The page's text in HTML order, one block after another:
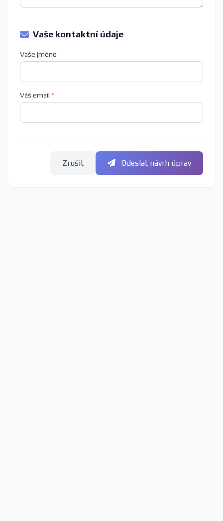
Vaše kontaktní údaje
Vaše jméno
Váš email *
Zrušit Odeslat návrh úprav